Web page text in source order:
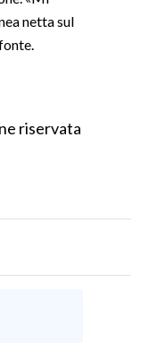
netta sul
riservata